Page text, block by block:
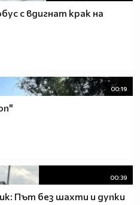
с вдигнат крак на
00:19
00:39
Път без шахти и дупки